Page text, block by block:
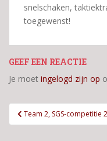
snelschaken,
toegewenst!
GEEF EEN REACTIE
Je moet ingelogd zijn op
Bericht
navigatie
Team 2, SGS-competitie